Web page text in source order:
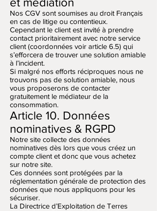
Nos CGV sont soumises au droit Français
en cas de litige ou contentieux.
Cependant le client est invité à prendre
contact prioritairement avec notre service
client (coordonnées voir article 6.5) qui
s’efforcera de trouver une solution amiable
à l’incident.
Si malgré nos efforts réciproques nous ne
trouvons pas de solution amiable, nous
vous proposerons de contacter
gratuitement le médiateur de la
consommation.
Article 10. Données
nominatives & RGPD
Notre site collecte des données
nominatives dès lors que vous créez un
compte client et donc que vous achetez
sur notre site.
Ces données sont protégées par la
réglementation générale de protection des
données que nous appliquons pour les
sécuriser.
La Directrice d’Exploitation de Terres